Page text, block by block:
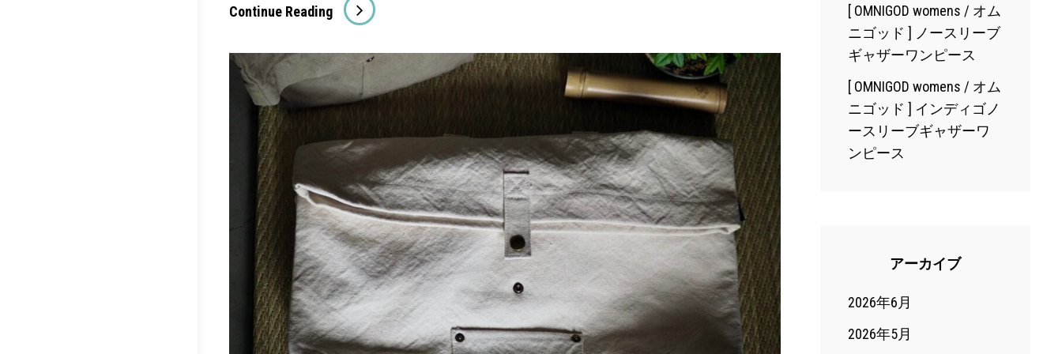
Continue Reading[V.D.L.C.]
ラ
イ
バ
ッ
グ
22)
[ OMNIGOD womens / オム
ニゴッド ] ノースリーブ
ギャザーワンピース
[ OMNIGOD womens / オム
ニゴッド ] インディゴノ
ースリーブギャザーワ
ンピース
アーカイブ
2026年6月
2026年5月